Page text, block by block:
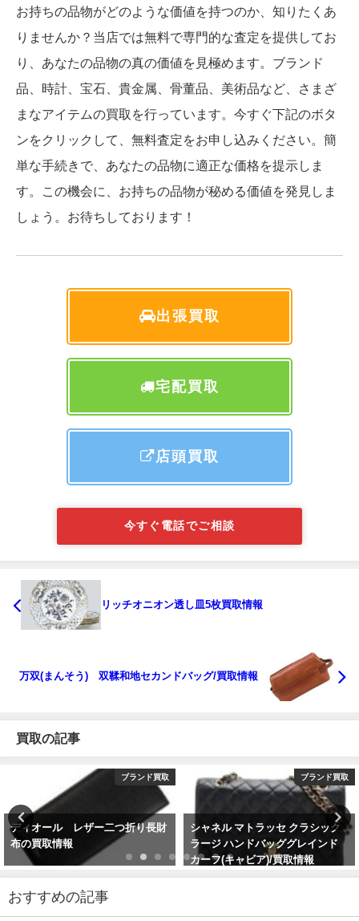
お持ちの品物がどのような価値を持つのか、知りたくあ
りませんか？当店では無料で専門的な査定を提供してお
り、あなたの品物の真の価値を見極めます。ブランド
品、時計、宝石、貴金属、骨董品、美術品など、さまざ
まなアイテムの買取を行っています。今すぐ下記のボタ
ンをクリックして、無料査定をお申し込みください。簡
単な手続きで、あなたの品物に適正な価格を提示しま
す。この機会に、お持ちの品物が秘める価値を発見しま
しょう。お待ちしております！
出張買取
宅配買取
店頭買取
今すぐ電話でご相談
リッチオニオン透し皿5枚買取情報
万双(まんそう) 双鞣和地セカンドバッグ/買取情報
買取の記事
ブランド買取
シャネル マトラッセ クラシック
ラージ ハンドバッググレインド
カーフ(キャビア)/買取情報
ブランド買取
バレンシアガ ペーパー ミニの買
取情報
おすすめの記事